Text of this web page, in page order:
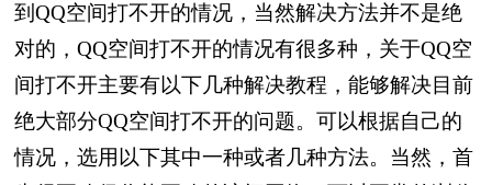
到QQ空间打不开的情况，当然解决方法并不是绝
对的，QQ空间打不开的情况有很多种，关于QQ空
间打不开主要有以下几种解决教程，能够解决目前
绝大部分QQ空间打不开的问题。可以根据自己的
情况，选用以下其中一种或者几种方法。当然，首